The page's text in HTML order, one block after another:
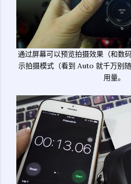
通过屏幕可以预览拍摄效果（和数
示拍摄模式（看到 Auto 就千万别
用量。